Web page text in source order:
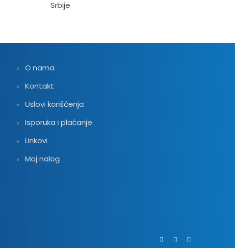
O nama
Kontakt
Uslovi korišćenja
Isporuka i plaćanje
Linkovi
Moj nalog